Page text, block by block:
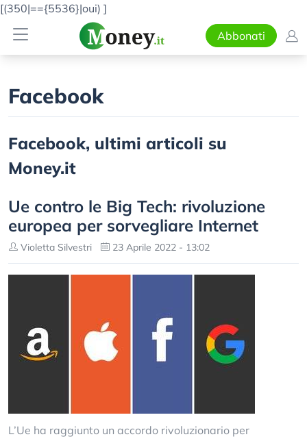
[(350|=={5536}|oui) ]
Abbonati
Facebook
Facebook, ultimi articoli su
Money.it
Ue contro le Big Tech: rivoluzione
europea per sorvegliare Internet
Violetta Silvestri 23 Aprile 2022 - 13:02
L’Ue ha raggiunto un accordo rivoluzionario per